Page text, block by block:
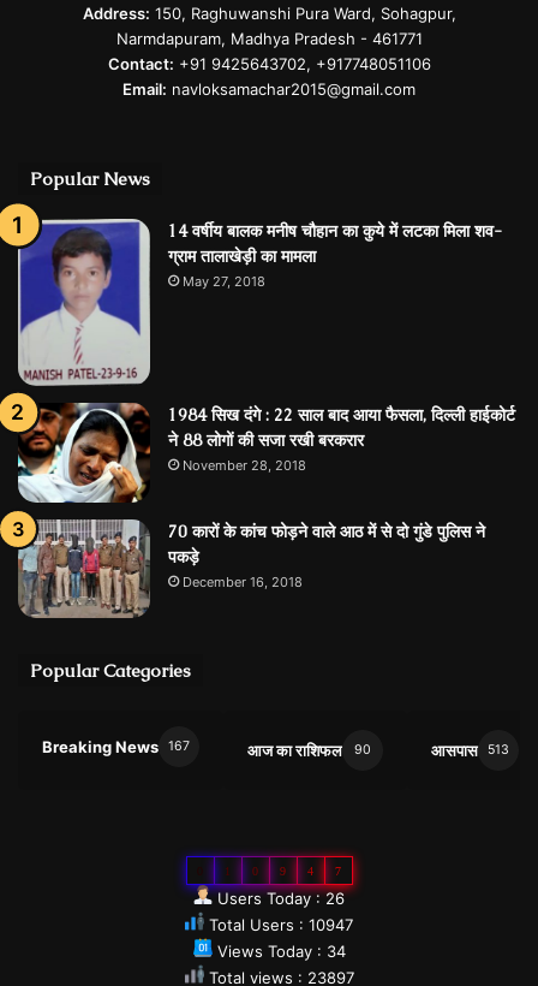
Address: 150, Raghuwanshi Pura Ward, Sohagpur,
Narmdapuram, Madhya Pradesh - 461771
Contact: +91 9425643702, +917748051106
Email: navloksamachar2015@gmail.com
Popular News
14 वर्षीय बालक मनीष चौहान का कुये में लटका मिला शव-
ग्राम तालाखेड़ी का मामला
May 27, 2018
1984 सिख दंगे : 22 साल बाद आया फैसला, दिल्ली हाईकोर्ट
ने 88 लोगों की सजा रखी बरकरार
November 28, 2018
70 कारों के कांच फोड़ने वाले आठ में से दो गुंडे पुलिस ने
पकड़े
December 16, 2018
Popular Categories
Breaking News 167 आज का राशिफल 90 आसपास 513
1 0 9 4 7
Users Today : 26
Total Users : 10947
Views Today : 34
Total views : 23897